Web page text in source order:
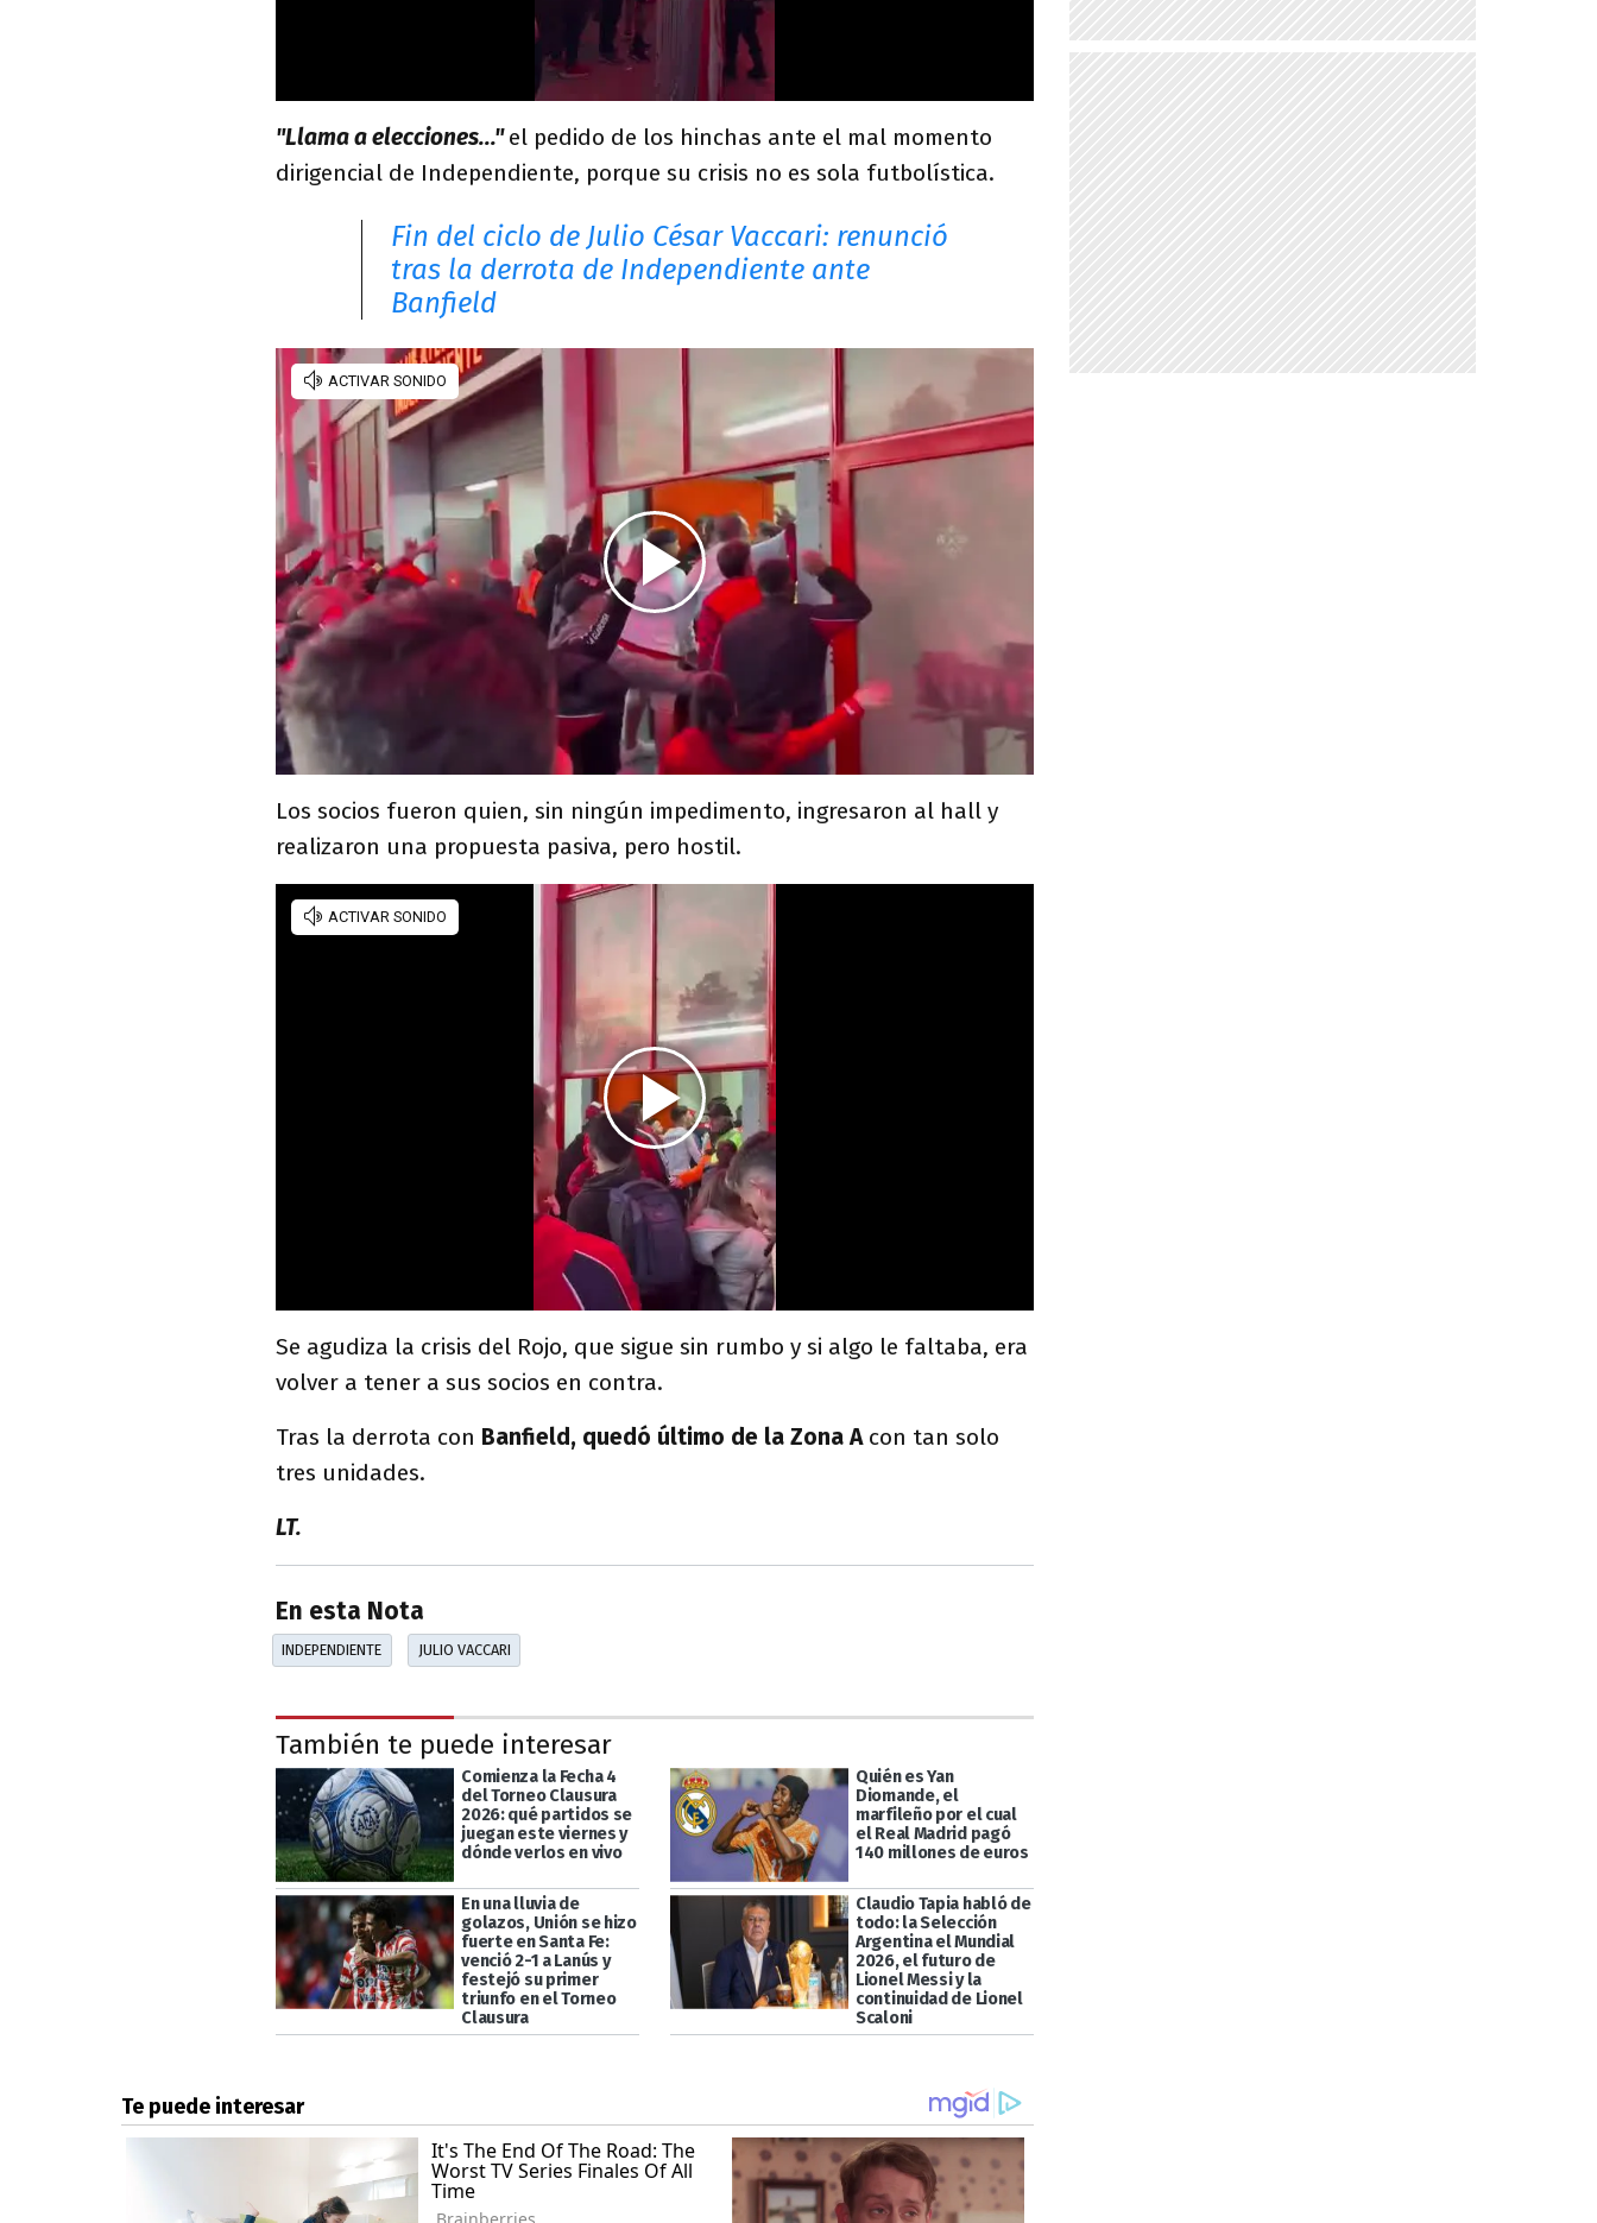
"Llama a elecciones..."el pedido de los hinchas ante el mal momento
dirigencial de Independiente, porque su crisis no es sola futbolística.
Fin del ciclo de Julio César Vaccari: renunció
tras la derrota de Independiente ante
Banfield
Los socios fueron quien, sin ningún impedimento, ingresaron al hall y
realizaron una propuesta pasiva, pero hostil.
Se agudiza la crisis del Rojo, que sigue sin rumbo y si algo le faltaba, era
volver a tener a sus socios en contra.
Tras la derrota con Banfield, quedó último de la Zona A con tan solo
tres unidades.
LT.
En esta Nota
INDEPENDIENTE JULIO VACCARI
También te puede interesar
Comienza la Fecha 4
del Torneo Clausura
2026: qué partidos se
juegan este viernes y
dónde verlos en vivo
Quién es Yan
Diomande, el
marfileño por el cual
el Real Madrid pagó
140 millones de euros
En una lluvia de
golazos, Unión se hizo
fuerte en Santa Fe:
venció 2-1 a Lanús y
festejó su primer
triunfo en el Torneo
Clausura
Claudio Tapia habló de
todo: la Selección
Argentina el Mundial
2026, el futuro de
Lionel Messi y la
continuidad de Lionel
Scaloni